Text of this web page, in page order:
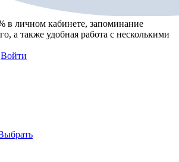
в личном кабинете, запоминание
, а также удобная работа с несколькими
Войти